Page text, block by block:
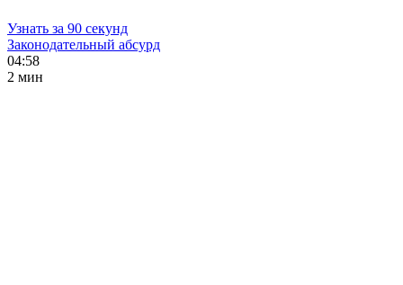
Узнать за 90 секунд
Законодательный абсурд
04:58
2 мин